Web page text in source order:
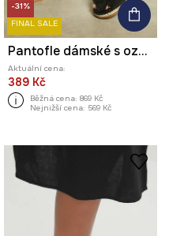
-31%
FINAL SALE
Pantofle dámské s ozdobnou aplikací černá barva
Aktuální cena:
389 Kč
Běžná cena: 869 Kč
Nejnižší cena: 569 Kč